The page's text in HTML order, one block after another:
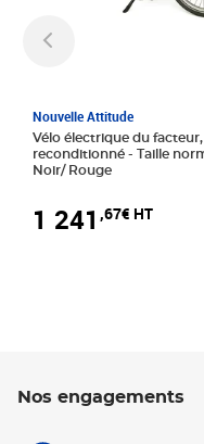
Nouvelle Attitude
Vélo électrique du facteur,
reconditionné - Taille normale -
Noir/ Rouge
1 241 ,67€ HT
Nos engagements